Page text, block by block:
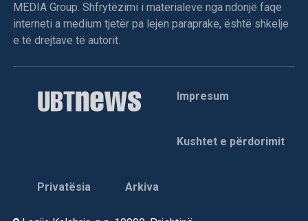
MEDIA Group. Shfrytëzimi i materialeve nga ndonjë faqe
interneti a medium tjetër pa lejen paraprake, është shkelje
e të drejtave të autorit.
Impresum
Kushtet e përdorimit
Privatësia Arkiva